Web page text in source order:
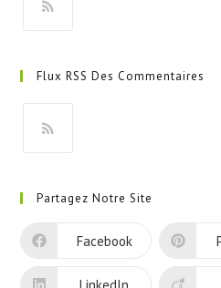
un
onglet
Flux RSS Des Commentaires
un
nouvel
Partagez Notre Site
Facebook
LinkedIn